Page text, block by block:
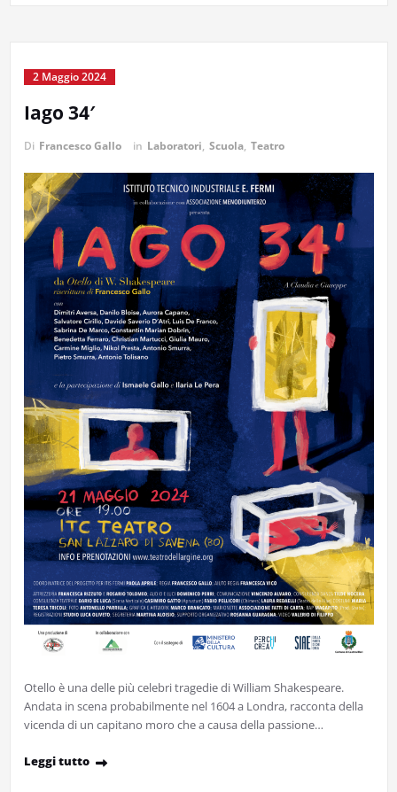
2 Maggio 2024
Iago 34′
Di Francesco Gallo in Laboratori, Scuola, Teatro
Otello è una delle più celebri tragedie di William Shakespeare.
Andata in scena probabilmente nel 1604 a Londra, racconta della
vicenda di un capitano moro che a causa della passione…
Leggi tutto